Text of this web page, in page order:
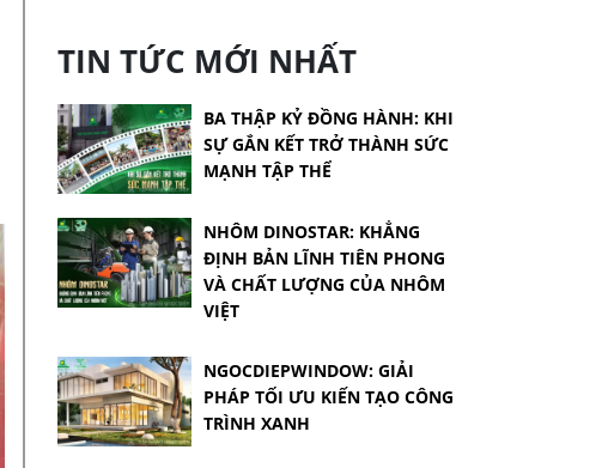
TIN TỨC MỚI NHẤT
BA THẬP KỶ ĐỒNG HÀNH: KHI
SỰ GẮN KẾT TRỞ THÀNH SỨC
MẠNH TẬP THỂ
NHÔM DINOSTAR: KHẲNG
ĐỊNH BẢN LĨNH TIÊN PHONG
VÀ CHẤT LƯỢNG CỦA NHÔM
VIỆT
NGOCDIEPWINDOW: GIẢI
PHÁP TỐI ƯU KIẾN TẠO CÔNG
TRÌNH XANH